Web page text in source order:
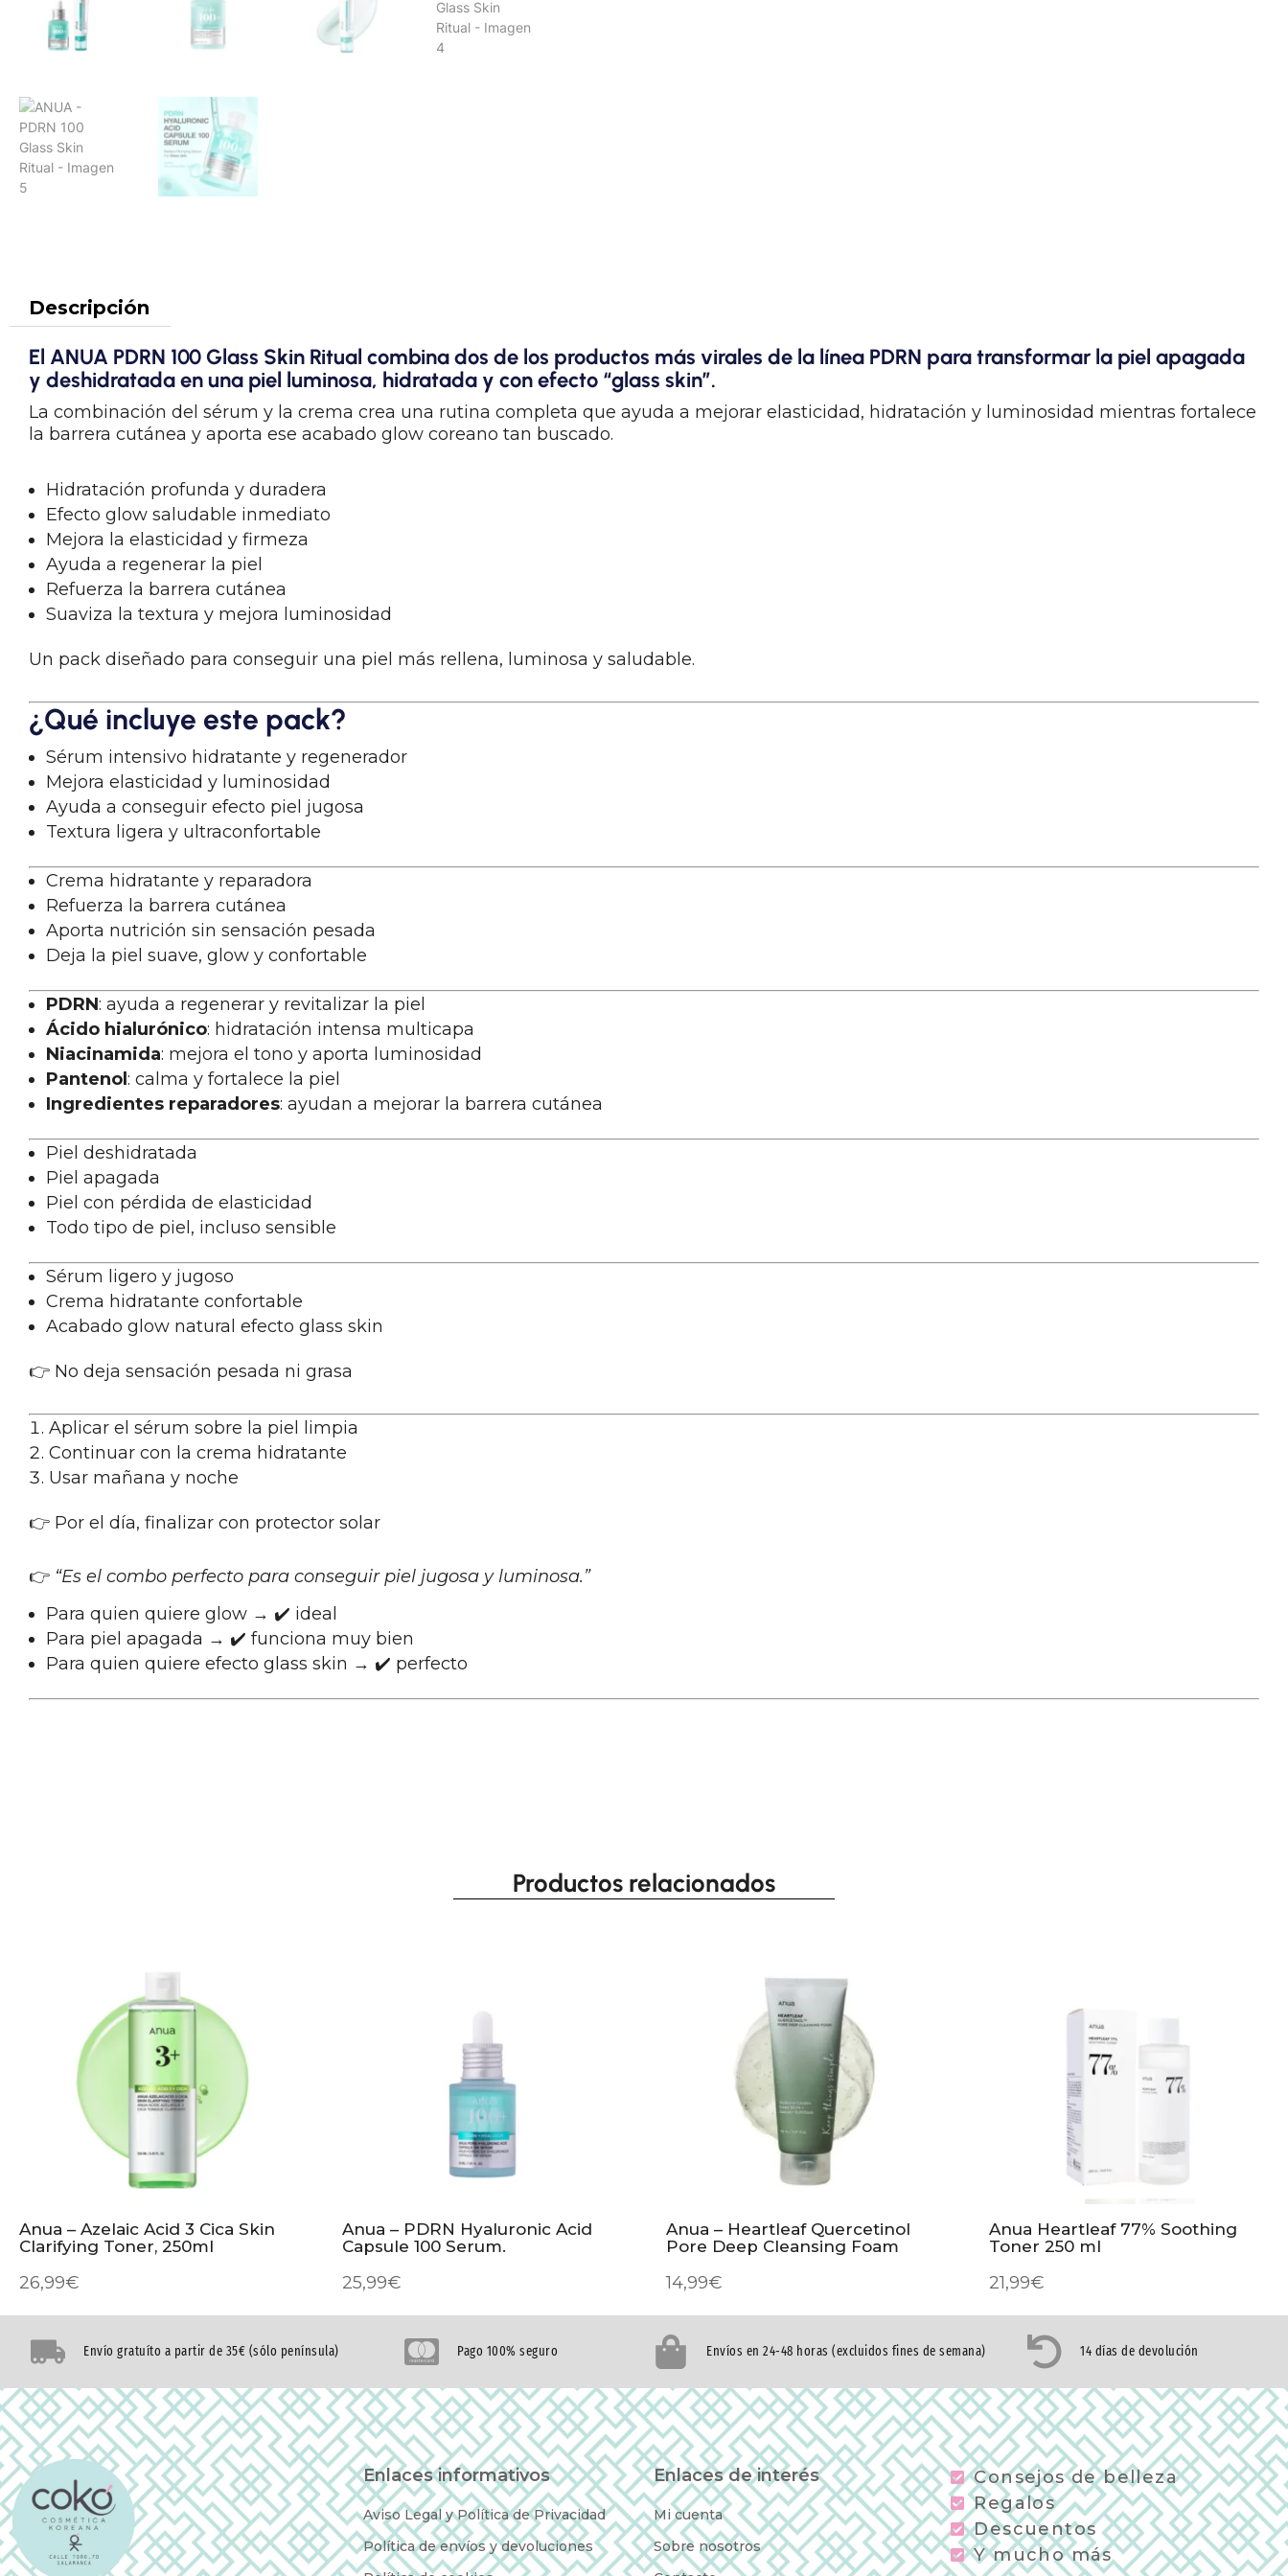
Descripción
El ANUA PDRN 100 Glass Skin Ritual combina dos de los productos más virales de la línea PDRN para transformar la piel apagada
y deshidratada en una piel luminosa, hidratada y con efecto “glass skin”.
La combinación del sérum y la crema crea una rutina completa que ayuda a mejorar elasticidad, hidratación y luminosidad mientras fortalece
la barrera cutánea y aporta ese acabado glow coreano tan buscado.
Hidratación profunda y duradera
Efecto glow saludable inmediato
Mejora la elasticidad y firmeza
Ayuda a regenerar la piel
Refuerza la barrera cutánea
Suaviza la textura y mejora luminosidad
Un pack diseñado para conseguir una piel más rellena, luminosa y saludable.
¿Qué incluye este pack?
Sérum intensivo hidratante y regenerador
Mejora elasticidad y luminosidad
Ayuda a conseguir efecto piel jugosa
Textura ligera y ultraconfortable
Crema hidratante y reparadora
Refuerza la barrera cutánea
Aporta nutrición sin sensación pesada
Deja la piel suave, glow y confortable
PDRN: ayuda a regenerar y revitalizar la piel
Ácido hialurónico: hidratación intensa multicapa
Niacinamida: mejora el tono y aporta luminosidad
Pantenol : calma y fortalece la piel
Ingredientes reparadores: ayudan a mejorar la barrera cutánea
Piel deshidratada
Piel apagada
Piel con pérdida de elasticidad
Todo tipo de piel, incluso sensible
Sérum ligero y jugoso
Crema hidratante confortable
Acabado glow natural efecto glass skin
👉 No deja sensación pesada ni grasa
Aplicar el sérum sobre la piel limpia
Continuar con la crema hidratante
Usar mañana y noche
👉 Por el día, finalizar con protector solar
👉 “Es el combo perfecto para conseguir piel jugosa y luminosa.”
Para quien quiere glow → ✔️ ideal
Para piel apagada → ✔️ funciona muy bien
Para quien quiere efecto glass skin → ✔️ perfecto
Productos relacionados
Anua – Azelaic Acid 3 Cica Skin
Clarifying Toner, 250ml
26,99€
Anua – PDRN Hyaluronic Acid
Capsule 100 Serum.
25,99€
Anua – Heartleaf Quercetinol
Pore Deep Cleansing Foam
14,99€
Anua Heartleaf 77% Soothing
Toner 250 ml
21,99€
Envío gratuíto a partir de 35€ (sólo península) Pago 100% seguro Envíos en 24-48 horas (excluidos fines de semana) 14 días de devolución
Enlaces informativos
Aviso Legal y Política de Privacidad
Política de envíos y devoluciones
Enlaces de interés
Mi cuenta
Sobre nosotros
Consejos de belleza
Regalos
Descuentos
Y mucho más